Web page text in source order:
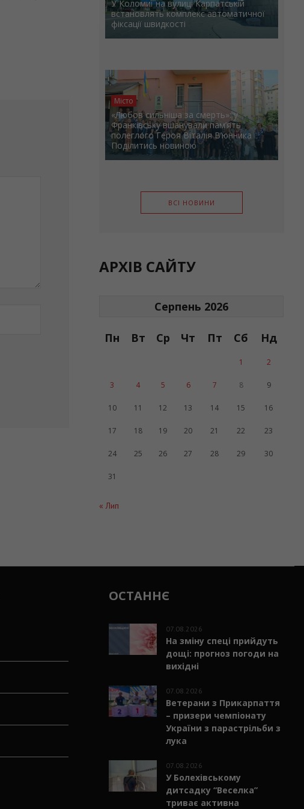
У Коломиї на вулиці Карпатській
встановлять комплекс автоматичної
фіксації швидкості
Місто
«Любов сильніша за смерть»: у
Франківську вшанували пам’ять
полеглого Героя Віталія В’юнника
Поділитись новиною
ВСІ НОВИНИ
АРХІВ САЙТУ
Серпень 2026
Пн Вт Ср Чт Пт Сб Нд
« Лип
1 2
3 4 5 6 7 8 9
10 11 12 13 14 15 16
17 18 19 20 21 22 23
24 25 26 27 28 29 30
31
ОСТАННЄ
07.08.2026
На зміну спеці прийдуть
дощі: прогноз погоди на
вихідні
07.08.2026
Ветерани з Прикарпаття
– призери чемпіонату
України з парастрільби з
лука
07.08.2026
У Болехівському
дитсадку “Веселка”
триває активна